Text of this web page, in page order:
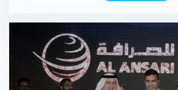
وأهدافها الرامية […]